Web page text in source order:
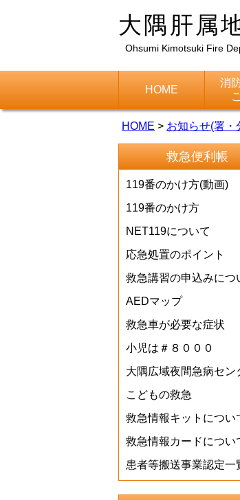
大隅肝属
Ohsumi Kimotsuki Fire
HOME
消
HOME > お知らせ(署・
救急便利帳
119番のかけ方(動画)
119番のかけ方
NET119について
応急処置のポイント
救急講習の申込みにつ
AEDマップ
救急車が必要な症状
小児は＃８０００
大隅広域夜間急病セン
こどもの救急
救急情報キットについ
救急情報カードについ
患者等搬送事業認定一